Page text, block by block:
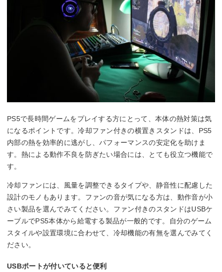
PS5で長時間ゲームをプレイする方にとって、本体の熱対策は気
になるポイントです。冷却ファン付きの横置きスタンドは、PS5
内部の熱を効率的に逃がし、パフォーマンスの安定化を助けま
す。熱による動作不良を防ぎたい場合には、とても役立つ機能で
す。
冷却ファンには、風量を調整できるタイプや、静音性に配慮した
設計のモノもあります。ファンの音が気になる方は、動作音が小
さい製品を選んでみてください。ファン付きのスタンドはUSBケ
ーブルでPS5本体から給電する製品が一般的です。自分のゲーム
スタイルや設置環境に合わせて、冷却機能の有無を選んでみてく
ださい。
USBポートが付いていると便利